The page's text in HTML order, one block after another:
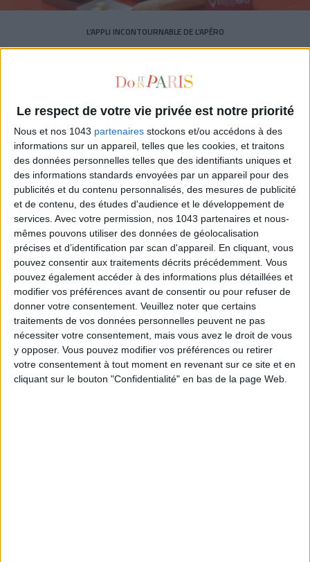
Le respect de votre vie privée est notre priorité
Nous et nos 1043 partenaires stockons et/ou accédons à des
informations sur un appareil, telles que les cookies, et traitons
des données personnelles telles que des identifiants uniques et
des informations standards envoyées par un appareil pour des
publicités et du contenu personnalisés, des mesures de publicité
et de contenu, des études d'audience et le développement de
services. Avec votre permission, nos 1043 partenaires et nous-
mêmes pouvons utiliser des données de géolocalisation
précises et d’identification par scan d'appareil. En cliquant, vous
pouvez consentir aux traitements décrits précédemment. Vous
pouvez également accéder à des informations plus détaillées et
modifier vos préférences avant de consentir ou pour refuser de
donner votre consentement. Veuillez noter que certains
traitements de vos données personnelles peuvent ne pas
nécessiter votre consentement, mais vous avez le droit de vous
y opposer. Vous pouvez modifier vos préférences ou retirer
votre consentement à tout moment en revenant sur ce site et en
cliquant sur le bouton "Confidentialité" en bas de la page Web.
L’APPLI INCONTOURNABLE DE L’APÉRO
L’EXPO ÉVÈNEMENT DU TITANIC